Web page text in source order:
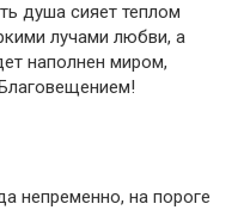
душа сияет теплом
лучами любви, а
наполнен миром,
непременно, на пороге